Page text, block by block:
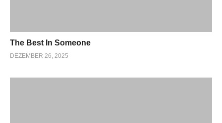
The Best In Someone
DEZEMBER 26, 2025